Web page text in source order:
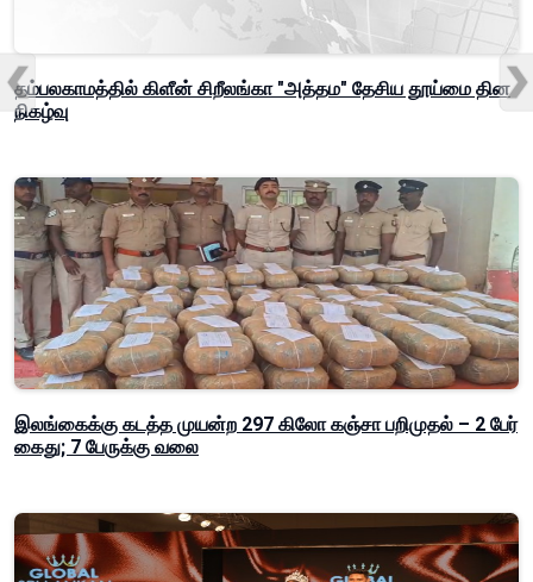
தம்பலகாமத்தில் கிளீன் சிறீலங்கா "அத்தம" தேசிய தூய்மை தின
நிகழ்வு
இலங்கைக்கு கடத்த முயன்ற 297 கிலோ கஞ்சா பறிமுதல் – 2 பேர்
கைது; 7 பேருக்கு வலை